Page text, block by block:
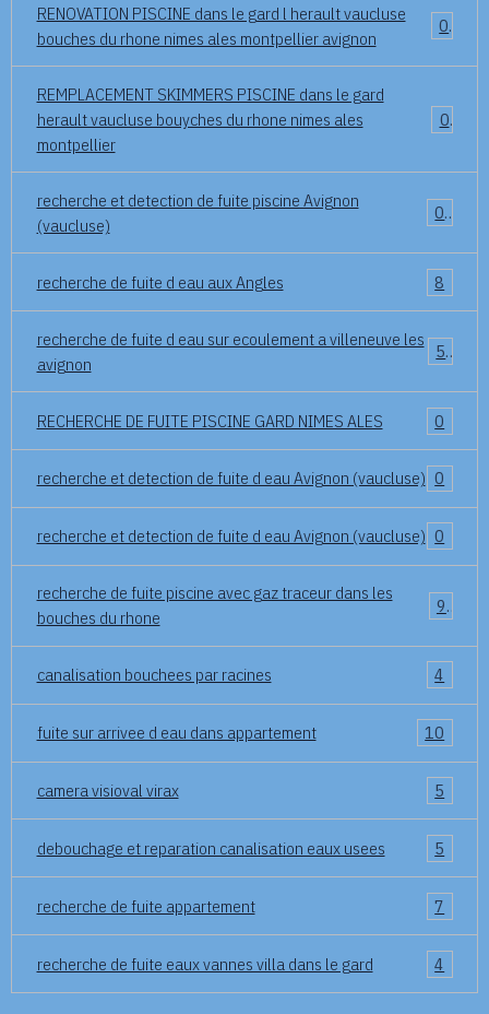
RENOVATION PISCINE dans le gard l herault vaucluse
bouches du rhone nimes ales montpellier avignon
0
REMPLACEMENT SKIMMERS PISCINE dans le gard
herault vaucluse bouyches du rhone nimes ales
montpellier
0
recherche et detection de fuite piscine Avignon
(vaucluse)
0
recherche de fuite d eau aux Angles 8
recherche de fuite d eau sur ecoulement a villeneuve les
avignon
5
RECHERCHE DE FUITE PISCINE GARD NIMES ALES 0
recherche et detection de fuite d eau Avignon (vaucluse) 0
recherche et detection de fuite d eau Avignon (vaucluse) 0
recherche de fuite piscine avec gaz traceur dans les
bouches du rhone
9
canalisation bouchees par racines 4
fuite sur arrivee d eau dans appartement 10
camera visioval virax 5
debouchage et reparation canalisation eaux usees 5
recherche de fuite appartement 7
recherche de fuite eaux vannes villa dans le gard 4